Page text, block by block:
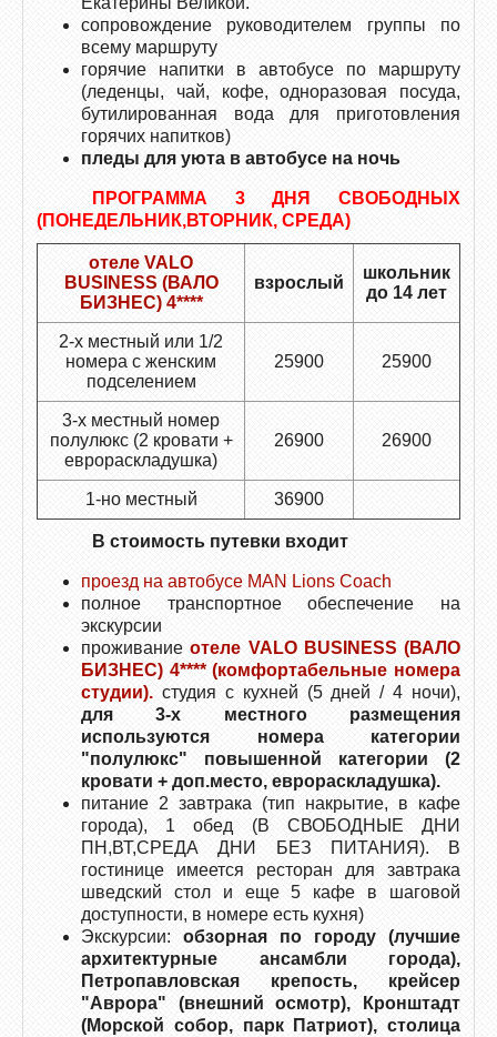
сопровождение руководителем группы по
всему маршруту
горячие напитки в автобусе по маршруту
(леденцы, чай, кофе, одноразовая посуда,
бутилированная вода для приготовления
горячих напитков)
пледы для уюта в автобусе на ночь
ПРОГРАММА 3 ДНЯ СВОБОДНЫХ
(ПОНЕДЕЛЬНИК,ВТОРНИК, СРЕДА)
отеле VALO
BUSINESS (ВАЛО
БИЗНЕС) 4****
взрослый
школьник
до 14 лет
2-х местный или 1/2
номера с женским
подселением
25900 25900
3-х местный номер
полулюкс (2 кровати +
еврораскладушка)
26900 26900
1-но местный 36900
В стоимость путевки входит
проезд на автобусе МАN Lions Coach
полное транспортное обеспечение на
экскурсии
проживаниеотеле VALO BUSINESS (ВАЛО
БИЗНЕС) 4****(комфортабельные номера
студии). студия с кухней (5 дней / 4 ночи),
для 3-х местного размещения
используются номера категории
"полулюкс" повышенной категории (2
кровати + доп.место, еврораскладушка).
питание 2 завтрака (тип накрытие, в кафе
города), 1 обед (В СВОБОДНЫЕ ДНИ
ПН,ВТ,СРЕДА ДНИ БЕЗ ПИТАНИЯ). В
гостинице имеется ресторан для завтрака
шведский стол и еще 5 кафе в шаговой
доступности, в номере есть кухня)
Экскурсии: обзорная по городу (лучшие
архитектурные ансамбли города),
Петропавловская крепость, крейсер
"Аврора" (внешний осмотр), Кронштадт
(Морской собор, парк Патриот), столица